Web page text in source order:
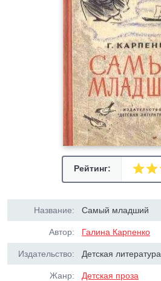
Рейтинг:
Название: Самый младший
Автор: Галина Карпенко
Издательство: Детская литература
Жанр: Детская проза